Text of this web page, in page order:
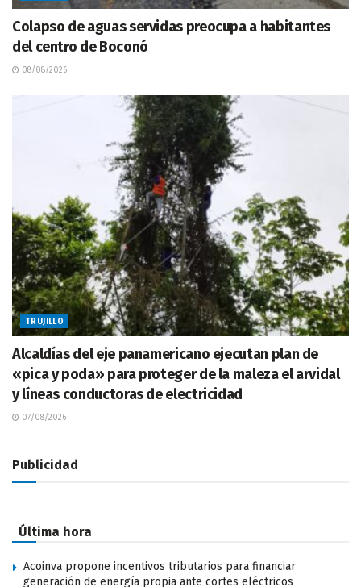
Colapso de aguas servidas preocupa a habitantes
del centro de Boconó
08/08/2026
TRUJILLO
Alcaldías del eje panamericano ejecutan plan de
«pica y poda» para proteger de la maleza el arvidal
y líneas conductoras de electricidad
07/08/2026
Publicidad
Última hora
Acoinva propone incentivos tributarios para financiar
generación de energía propia ante cortes eléctricos